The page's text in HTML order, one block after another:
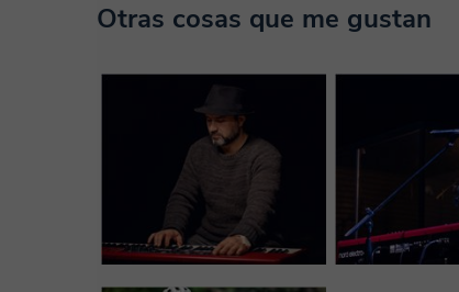
Otras cosas que me gustan